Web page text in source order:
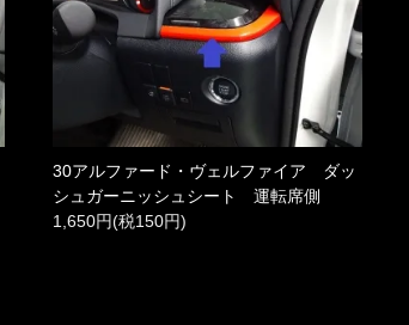
30アルファード・ヴェルファイア ダッ
シュガーニッシュシート 運転席側
1,650円(税150円)